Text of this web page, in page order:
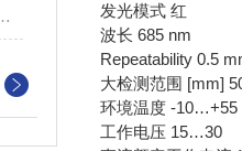
发光模式 红
波长 685 nm
Repeatability 0.5
大检测范围 [mm]
环境温度 -10…+55
工作电压 15…30